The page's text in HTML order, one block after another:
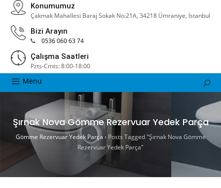
Konumumuz
Çakmak Mahallesi Baraj Sokak No:21A, 34218 Ümraniye, İstanbul
Bizi Arayın
0536 060 63 74
Çalışma Saatleri
Pzts-Cmts: 8:00-18:00
Menu
Şırnak Nova Gömme Rezervuar Yedek Parça
Gömme Rezervuar Yedek Parça › Posts Tagged "Şırnak Nova Gömme
Rezervuar Yedek Parça"